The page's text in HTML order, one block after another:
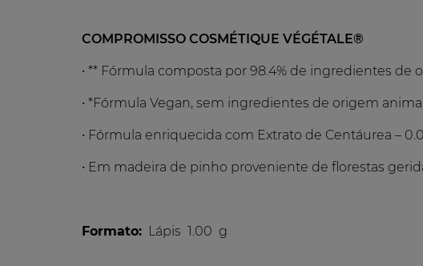
COMPROMISSO COSMÉTIQUE VÉGÉTALE®
• ** Fórmula composta por 98.4% de ingredientes de
• *Fórmula Vegan, sem ingredientes de origem animal
• Fórmula enriquecida com Extrato de Centáurea –
• Em madeira de pinho proveniente de florestas
Formato: Lápis 1.00 g